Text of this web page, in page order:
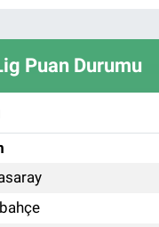
Puan Durumu